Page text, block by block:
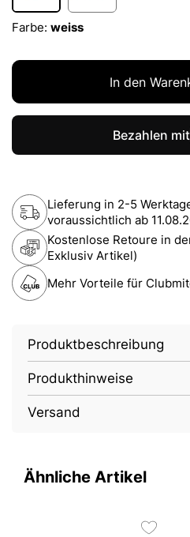
Farbe: weiss
In den
Lieferung in 2-5
voraussichtlich ab
Kostenlose Retoure in
Exklusiv Artikel)
Mehr Vorteile für
Produktbeschreibung
Produkthinweise
Versand
Ähnliche Artikel